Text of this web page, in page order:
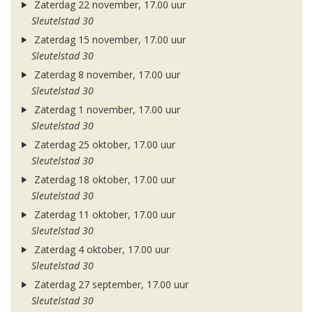
Zaterdag 22 november, 17.00 uur
Sleutelstad 30
Zaterdag 15 november, 17.00 uur
Sleutelstad 30
Zaterdag 8 november, 17.00 uur
Sleutelstad 30
Zaterdag 1 november, 17.00 uur
Sleutelstad 30
Zaterdag 25 oktober, 17.00 uur
Sleutelstad 30
Zaterdag 18 oktober, 17.00 uur
Sleutelstad 30
Zaterdag 11 oktober, 17.00 uur
Sleutelstad 30
Zaterdag 4 oktober, 17.00 uur
Sleutelstad 30
Zaterdag 27 september, 17.00 uur
Sleutelstad 30